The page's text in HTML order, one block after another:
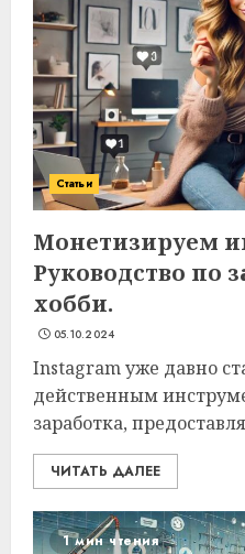
Статьи
Монетизируем
Руководство по
хобби.
05.10.2024
Instagram уже давно
действенным
заработка,
ЧИТАТЬ ДАЛЕЕ
1 мин чтения